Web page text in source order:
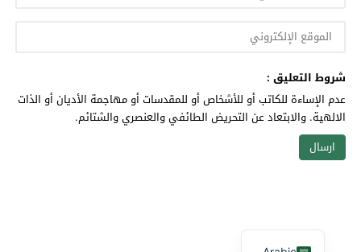
شروط التعليق :
عدم الإساءة للكاتب أو للأشخاص أو للمقدسات أو مهاجمة الأديان أو الذات
الالهية. والابتعاد عن التحريض الطائفي والعنصري والشتائم.